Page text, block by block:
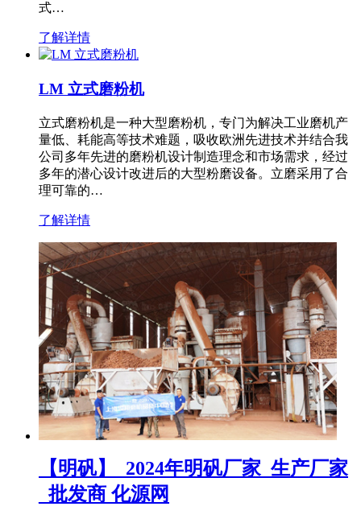
式…
了解详情
LM 立式磨粉机
立式磨粉机是一种大型磨粉机，专门为解决工业磨机产
量低、耗能高等技术难题，吸收欧洲先进技术并结合我
公司多年先进的磨粉机设计制造理念和市场需求，经过
多年的潜心设计改进后的大型粉磨设备。立磨采用了合
理可靠的…
了解详情
【明矾】_2024年明矾厂家_生产厂家
_批发商 化源网